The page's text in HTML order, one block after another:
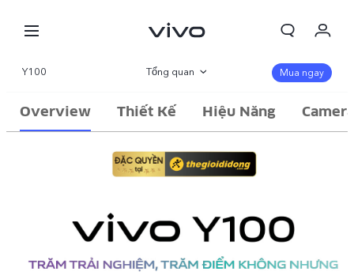
Y100 Tổng quan
Thư viện
Mua ngay
Overview Thiết Kế Hiệu Năng